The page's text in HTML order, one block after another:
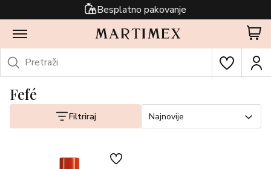
Besplatno pakovanje
Fefé
Filtriraj Najnovije